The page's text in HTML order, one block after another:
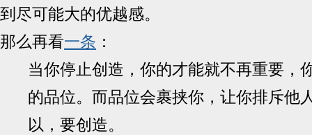
到尽可能大的优越感。
那么再看一条 ：
当你停止创造，你的才能就不再重要，
的品位。而品位会裹挟你，让你排斥他
以，要创造。